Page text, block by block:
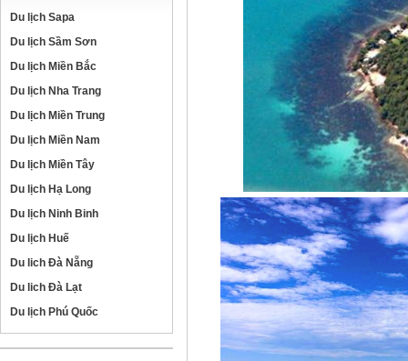
Du lịch Sapa
Du lịch Sầm Sơn
Du lịch Miền Bắc
Du lịch Nha Trang
Du lịch Miền Trung
Du lịch Miền Nam
Du lịch Miền Tây
Du lịch Hạ Long
Du lịch Ninh Binh
Du lịch Huế
Du lich Đà Nẵng
Du lich Đà Lạt
Du lịch Phú Quốc